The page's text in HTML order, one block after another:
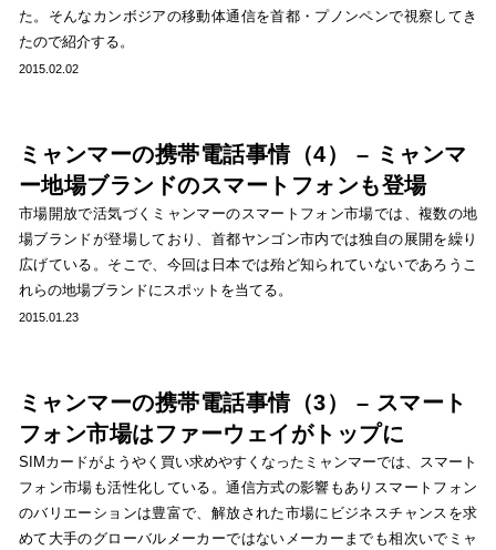
た。そんなカンボジアの移動体通信を首都・プノンペンで視察してき
たので紹介する。
2015.02.02
ミャンマーの携帯電話事情（4） – ミャンマ
ー地場ブランドのスマートフォンも登場
市場開放で活気づくミャンマーのスマートフォン市場では、複数の地
場ブランドが登場しており、首都ヤンゴン市内では独自の展開を繰り
広げている。そこで、今回は日本では殆ど知られていないであろうこ
れらの地場ブランドにスポットを当てる。
2015.01.23
ミャンマーの携帯電話事情（3） – スマート
フォン市場はファーウェイがトップに
SIMカードがようやく買い求めやすくなったミャンマーでは、スマート
フォン市場も活性化している。通信方式の影響もありスマートフォン
のバリエーションは豊富で、解放された市場にビジネスチャンスを求
めて大手のグローバルメーカーではないメーカーまでも相次いでミャ